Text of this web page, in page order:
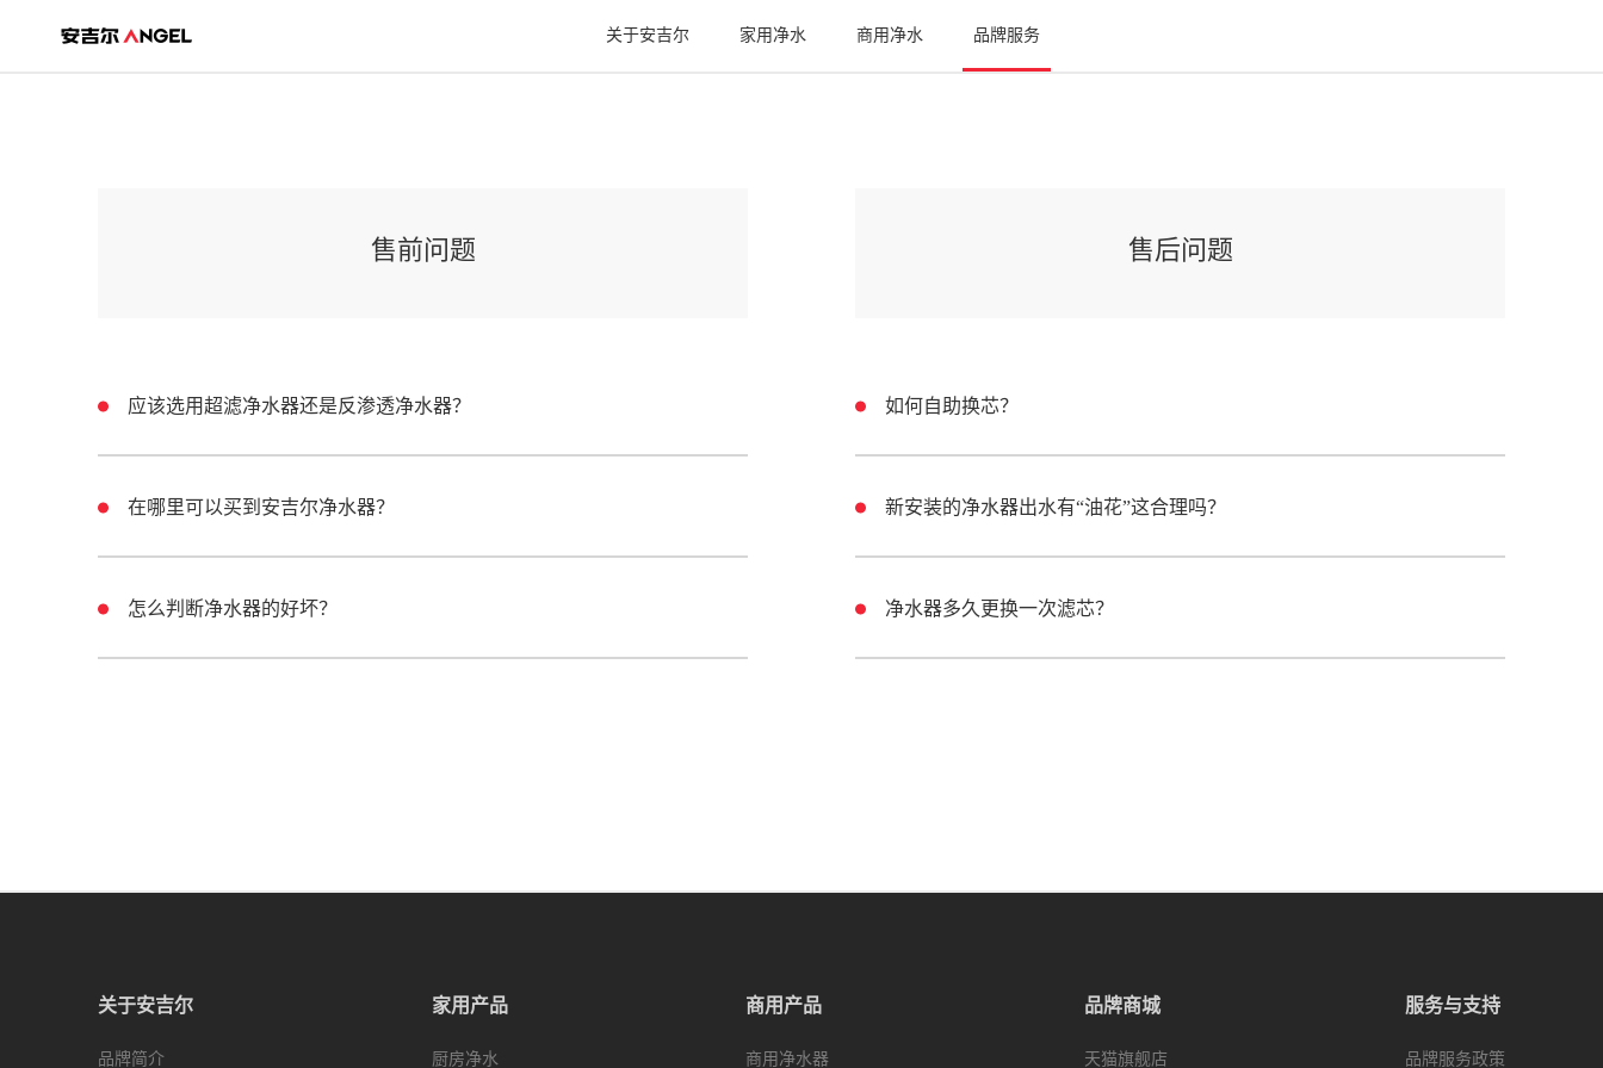
关于安吉尔 家用净水 商用净水 品牌服务
售前问题
应该选用超滤净水器还是反渗透净水器？
在哪里可以买到安吉尔净水器？
怎么判断净水器的好坏？
售后问题
如何自助换芯？
新安装的净水器出水有“油花”这合理吗？
净水器多久更换一次滤芯？
关于安吉尔
品牌简介
家用产品
厨房净水
商用产品
商用净水器
品牌商城
天猫旗舰店
服务与支持
品牌服务政策